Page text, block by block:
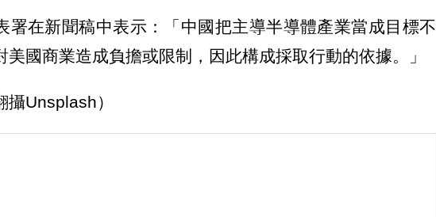
署在新聞稿中表示：「中國把主導半導體產業當成目標不
美國商業造成負擔或限制，因此構成採取行動的依據。」
攝Unsplash）